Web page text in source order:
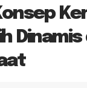
Dinamis